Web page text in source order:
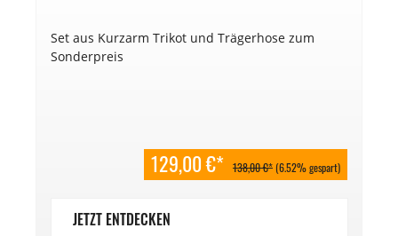
Set aus Kurzarm Trikot und Trägerhose zum
Sonderpreis
129,00 €* 138,00 €*(6.52% gespart)
JETZT ENTDECKEN